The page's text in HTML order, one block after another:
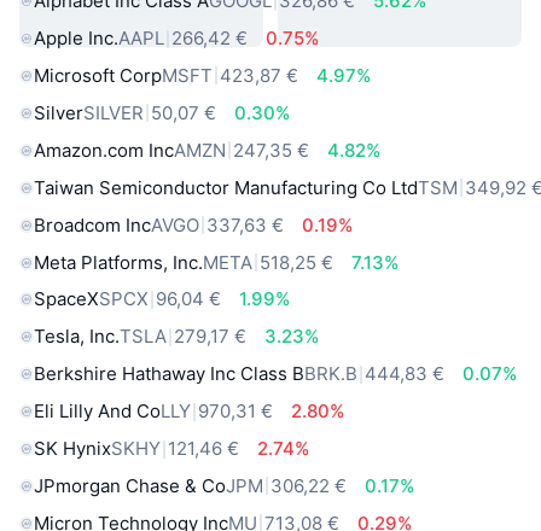
Apple Inc.AAPL 266,42 €
0.75%
Microsoft CorpMSFT 423,87 €
4.97%
SilverSILVER 50,07 €
0.30%
Amazon.com IncAMZN 247,35 €
4.82%
Taiwan Semiconductor Manufacturing Co LtdTSM 349,92
Broadcom IncAVGO 337,63 €
0.19%
Meta Platforms, Inc.META 518,25 €
7.13%
SpaceXSPCX 96,04 €
1.99%
Tesla, Inc.TSLA 279,17 €
3.23%
Berkshire Hathaway Inc Class BBRK.B 444,83 €
0.07%
Eli Lilly And CoLLY 970,31 €
2.80%
SK HynixSKHY 121,46 €
2.74%
JPmorgan Chase & CoJPM 306,22 €
0.17%
Micron Technology IncMU 713,08 €
0.29%